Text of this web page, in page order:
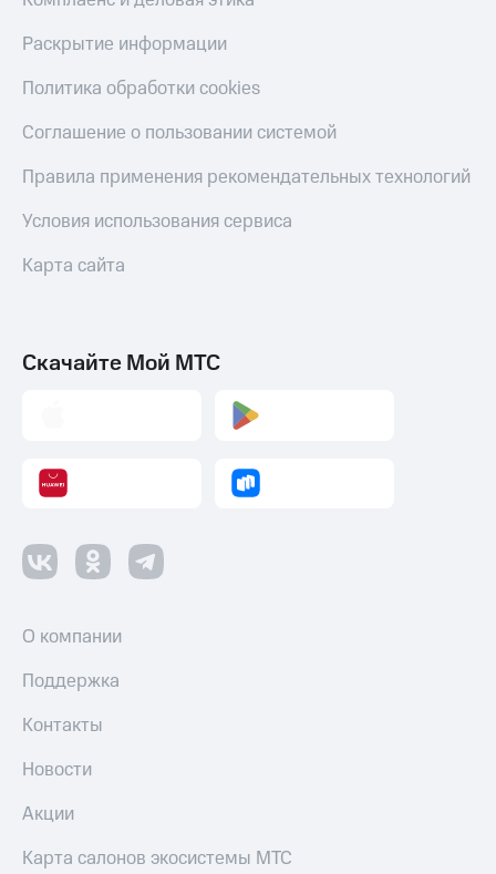
Раскрытие информации
Политика обработки cookies
Соглашение о пользовании системой
Правила применения рекомендательных технологий
Условия использования сервиса
Карта сайта
Скачайте Мой МТС
О компании
Поддержка
Контакты
Новости
Акции
Карта салонов экосистемы МТС